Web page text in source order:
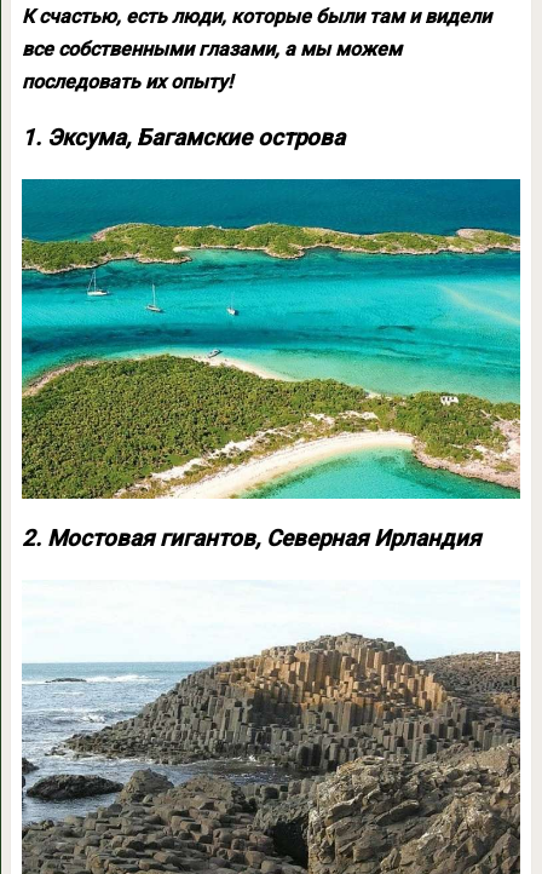
К счастью, есть люди, которые были там и видели
все собственными глазами, а мы можем
последовать их опыту!
1. Эксума, Багамские острова
2. Мостовая гигантов, Северная Ирландия